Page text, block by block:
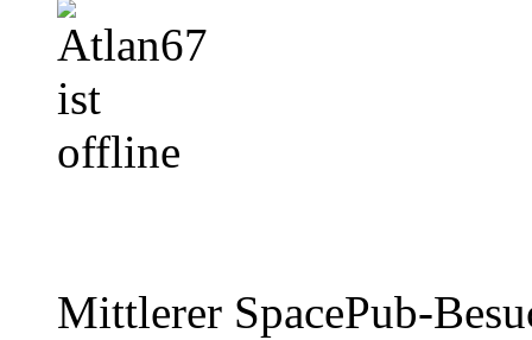
Mittlerer SpacePub-